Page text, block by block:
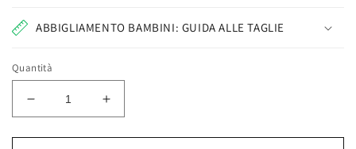
ABBIGLIAMENTO BAMBINI: GUIDA ALLE TAGLIE
Quantità
Diminuisci
quantità
per
Aumenta
quantità
per